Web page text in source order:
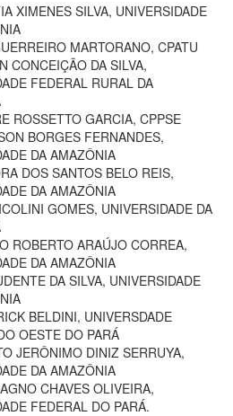
XIMENES SILVA, UNIVERSIDADE
MARTORANO, CPATU
CONCEIÇÃO DA SILVA,
FEDERAL RURAL DA
ROSSETTO GARCIA, CPPSE
BORGES FERNANDES,
DA AMAZÔNIA
DOS SANTOS BELO REIS,
DA AMAZÔNIA
GOMES, UNIVERSIDADE DA
ROBERTO ARAÚJO CORREA,
DA AMAZÔNIA
DA SILVA, UNIVERSIDADE
BELDINI, UNIVERSDADE
OESTE DO PARÁ
JERÔNIMO DINIZ SERRUYA,
DA AMAZÔNIA
CHAVES OLIVEIRA,
FEDERAL DO PARÁ.